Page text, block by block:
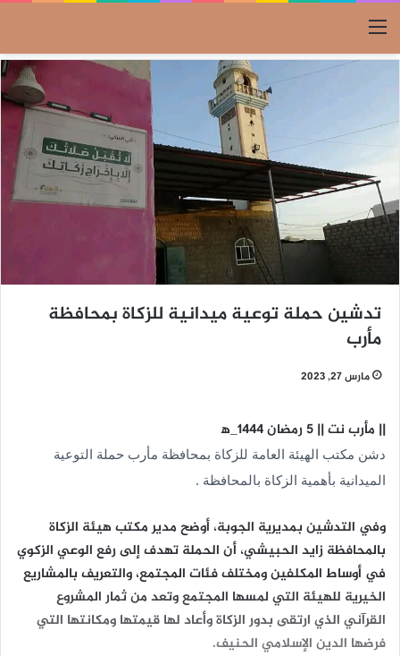
القائمة
تدشين حملة توعية ميدانية للزكاة بمحافظة
مأرب
مارس 27, 2023
|| مأرب نت || 5 رمضان 1444_ه‍
دشن مكتب الهيئة العامة للزكاة بمحافظة مأرب حملة التوعية
الميدانية بأهمية الزكاة بالمحافظة .
وفي التدشين بمديرية الجوبة، أوضح مدير مكتب هيئة الزكاة
بالمحافظة زايد الحبيشي، أن الحملة تهدف إلى رفع الوعي الزكوي
في أوساط المكلفين ومختلف فئات المجتمع، والتعريف بالمشاريع
الخيرية للهيئة التي لمسها المجتمع وتعد من ثمار المشروع
القرآني الذي ارتقى بدور الزكاة وأعاد لها قيمتها ومكانتها التي
فرضها الدين الإسلامي الحنيف.